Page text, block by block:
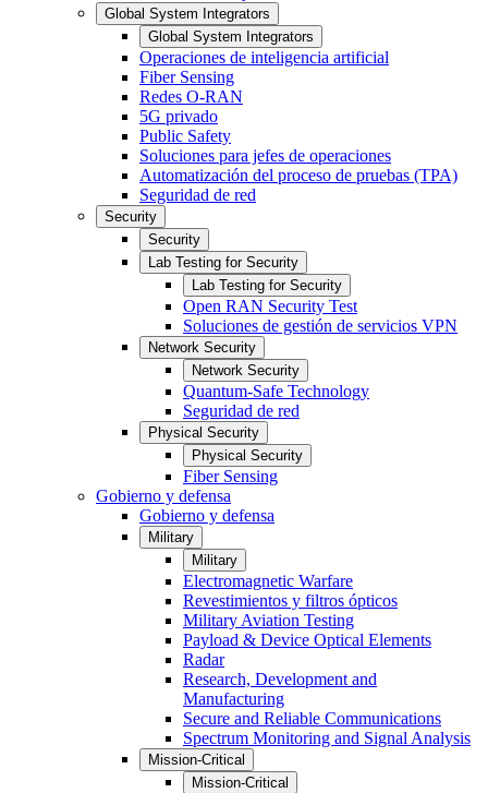
Global System Integrators
Global System Integrators
Operaciones de inteligencia artificial
Fiber Sensing
Redes O-RAN
5G privado
Public Safety
Soluciones para jefes de operaciones
Automatización del proceso de pruebas (TPA)
Seguridad de red
Security
Security
Lab Testing for Security
Lab Testing for Security
Open RAN Security Test
Soluciones de gestión de servicios VPN
Network Security
Network Security
Quantum-Safe Technology
Seguridad de red
Physical Security
Physical Security
Fiber Sensing
Gobierno y defensa
Gobierno y defensa
Military
Military
Electromagnetic Warfare
Revestimientos y filtros ópticos
Military Aviation Testing
Payload & Device Optical Elements
Radar
Research, Development and
Manufacturing
Secure and Reliable Communications
Spectrum Monitoring and Signal Analysis
Mission-Critical
Mission-Critical